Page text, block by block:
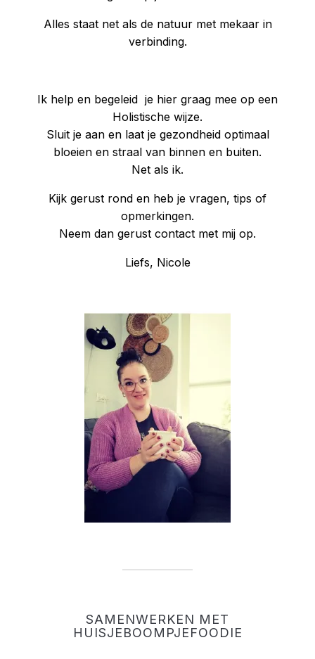
Alles staat net als de natuur met mekaar in
verbinding.
Ik help en begeleid je hier graag mee op een
Holistische wijze.
Sluit je aan en laat je gezondheid optimaal
bloeien en straal van binnen en buiten.
Net als ik.
Kijk gerust rond en heb je vragen, tips of
opmerkingen.
Neem dan gerust contact met mij op.
Liefs, Nicole
SAMENWERKEN MET
HUISJEBOOMPJEFOODIE